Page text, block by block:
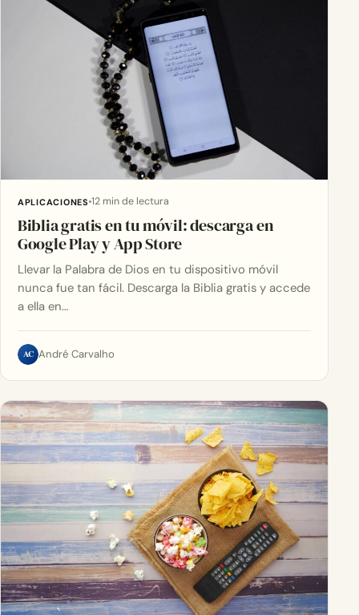
APLICACIONES 12 min de lectura
Biblia gratis en tu móvil: descarga en
Google Play y App Store
Llevar la Palabra de Dios en tu dispositivo móvil
nunca fue tan fácil. Descarga la Biblia gratis y accede
a ella en…
AC André Carvalho